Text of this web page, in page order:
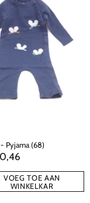
Pyjama (68)
VOEG TOE AAN
WINKELKAR